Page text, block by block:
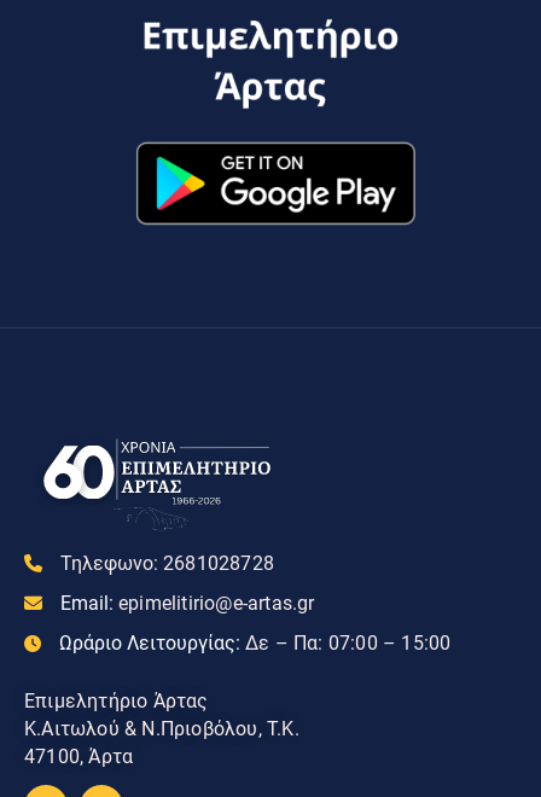
Τηλεφωνο: 2681028728
Email: epimelitirio@e-artas.gr
Ωράριο Λειτουργίας: Δε – Πα: 07:00 – 15:00
Επιμελητήριο Άρτας
Κ.Αιτωλού & Ν.Πριοβόλου, Τ.Κ.
47100, Άρτα